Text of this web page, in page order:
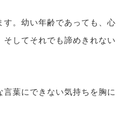
す。幼い年齢であっても、心
してそれでも諦めきれない
言葉にできない気持ちを胸に